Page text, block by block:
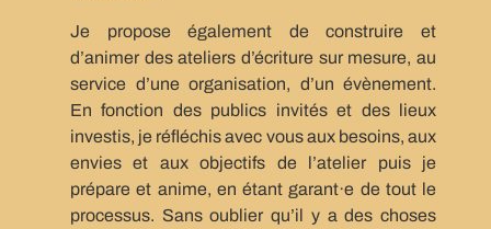
Je propose également de construire et
d’animer des ateliers d’écriture sur mesure, au
service d’une organisation, d’un évènement.
En fonction des publics invités et des lieux
investis, je réfléchis avec vous aux besoins, aux
envies et aux objectifs de l’atelier puis je
prépare et anime, en étant garant·e de tout le
processus. Sans oublier qu’il y a des choses